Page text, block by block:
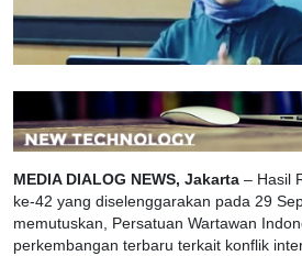
MEDIA DIALOG NEWS, Jakarta – Hasil
ke-42 yang diselenggarakan pada 29
memutuskan, Persatuan Wartawan
perkembangan terbaru terkait konflik